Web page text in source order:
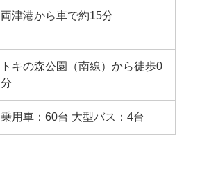
両津港から車で約15分
トキの森公園（南線）から徒歩0
分
乗用車：60台 大型バス：4台